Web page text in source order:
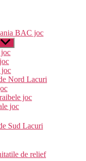
BAC joc
Arată
submeniul
joc
Nord Lacuri
joc
joc
Sud Lacuri
de relief